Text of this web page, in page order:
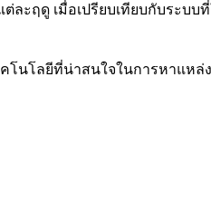
ะฤดู เมื่อเปรียบเทียบกับระบ
โนโลยีที่น่าสนใจในการหาแห